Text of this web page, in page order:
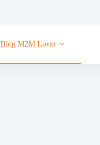
Blog M2M Lover